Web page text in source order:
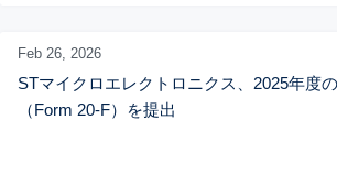
Feb 26, 2026
STマイクロエレクトロニクス、2025年度
（Form 20-F）を提出